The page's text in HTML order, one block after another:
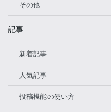
その他
記事
新着記事
人気記事
投稿機能の使い方